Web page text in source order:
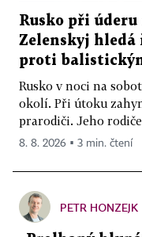
Rusko při
Zelenskyj hledá
proti
Rusko v noci na
okolí. Při útoku
prarodiči. Jeho
8. 8. 2026 ▪ 3 min. čtení
PETR HONZEJK